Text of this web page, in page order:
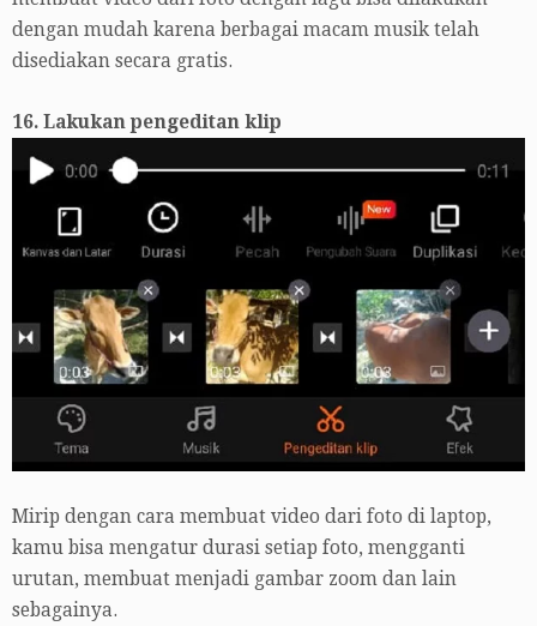
dengan mudah karena berbagai macam musik telah
disediakan secara gratis.
16. Lakukan pengeditan klip
Mirip dengan cara membuat video dari foto di laptop,
kamu bisa mengatur durasi setiap foto, mengganti
urutan, membuat menjadi gambar zoom dan lain
sebagainya.